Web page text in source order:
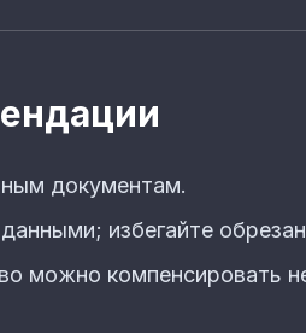
документам.
избегайте
можно компенсировать